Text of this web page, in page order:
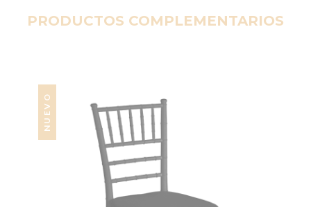
PRODUCTOS COMPLEMENTARIOS
NUEVO